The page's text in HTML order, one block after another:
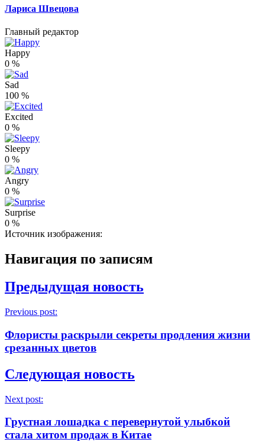
Лариса Швецова
Главный редактор
Happy
0 %
Sad
100 %
Excited
0 %
Sleepy
0 %
Angry
0 %
Surprise
0 %
Источник изображения:
Навигация по записям
Предыдущая новость
Previous post:
Флористы раскрыли секреты продления жизни
срезанных цветов
Следующая новость
Next post:
Грустная лошадка с перевернутой улыбкой
стала хитом продаж в Китае